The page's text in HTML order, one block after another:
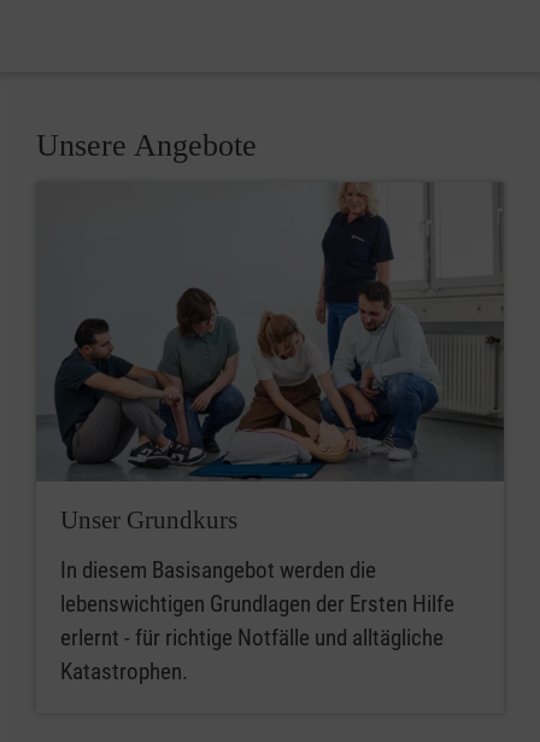
Unsere Angebote
Unser Grundkurs
In diesem Basisangebot werden die
lebenswichtigen Grundlagen der Ersten Hilfe
erlernt - für richtige Notfälle und alltägliche
Katastrophen.